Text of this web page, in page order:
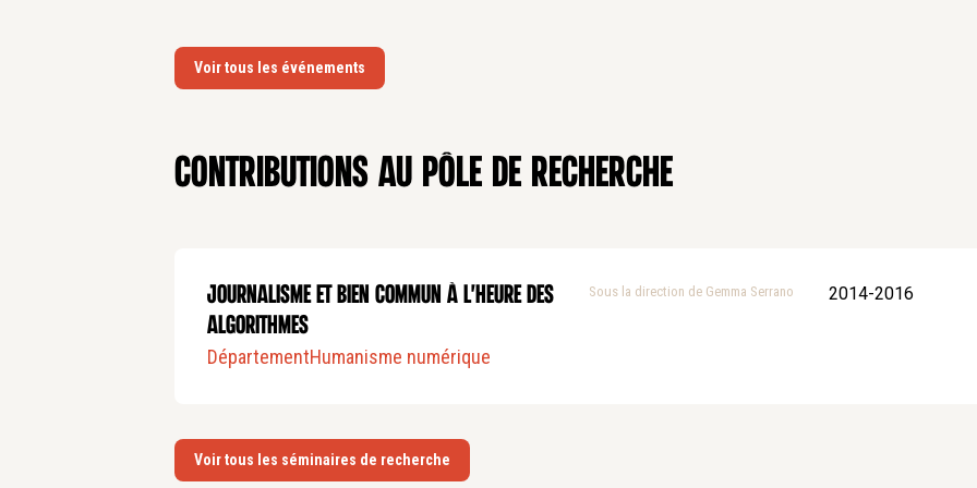
Voir tous les événements
Contributions au pôle de recherche
Journalisme et bien commun à l'heure des
Algorithmes
DépartementHumanisme numérique
Sous la direction de Gemma Serrano
2014-2016
Voir tous les séminaires de recherche